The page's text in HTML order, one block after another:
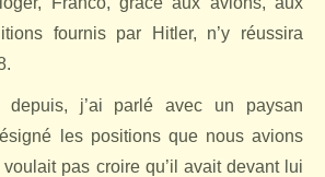
fournis par Hitler, n’y réussira
depuis, j’ai parlé avec un paysan
les positions que nous avions
pas croire qu’il avait devant lui